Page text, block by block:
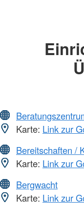
Karte: Link zur
Bereitschaften /
Karte: Link zur
Bergwacht
Karte: Link zur